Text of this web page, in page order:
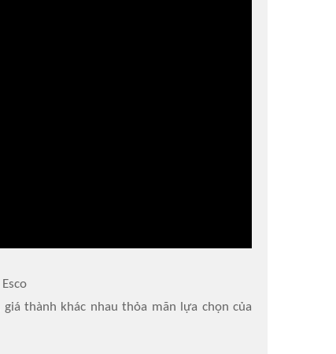
thành khác nhau thỏa mãn lựa chọn của